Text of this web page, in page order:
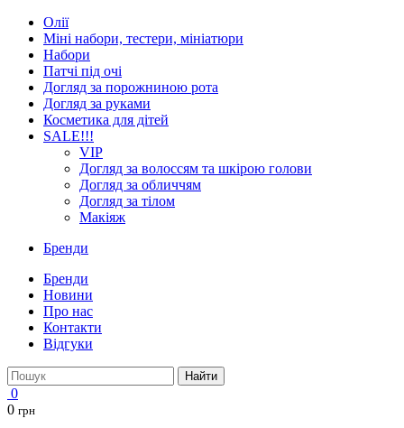
Олії
Міні набори, тестери, мініатюри
Набори
Патчі під очі
Догляд за порожниною рота
Догляд за руками
Косметика для дітей
SALE!!!
VIP
Догляд за волоссям та шкірою голови
Догляд за обличчям
Догляд за тілом
Макіяж
Бренди
Бренди
Новини
Про нас
Контакти
Відгуки
Найти
0
0 грн